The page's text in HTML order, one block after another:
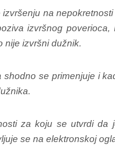
na
izvršnog
nije izvršni dužnik.
se primenjuje i
za koju se utvrdi
se na elektronskoj